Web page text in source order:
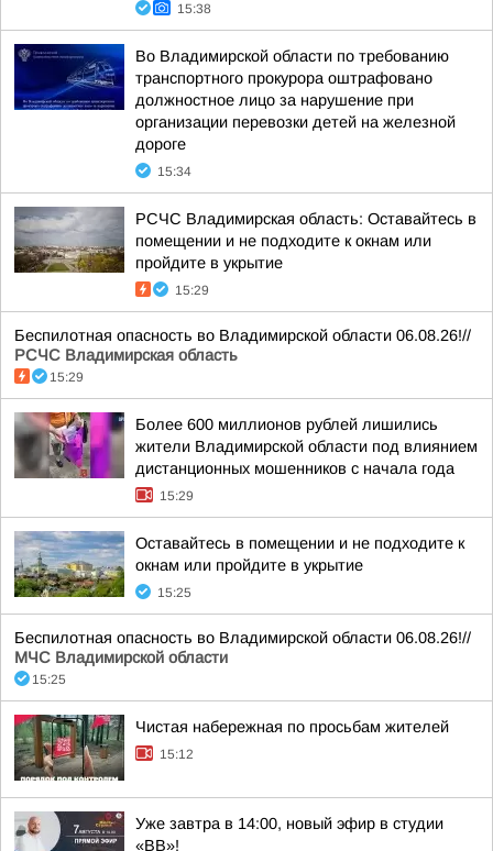
15:38
Во Владимирской области по требованию
транспортного прокурора оштрафовано
должностное лицо за нарушение при
организации перевозки детей на железной
дороге
15:34
РСЧС Владимирская область: Оставайтесь в
помещении и не подходите к окнам или
пройдите в укрытие
15:29
Беспилотная опасность во Владимирской области 06.08.26!//
РСЧС Владимирская область
15:29
Более 600 миллионов рублей лишились
жители Владимирской области под влиянием
дистанционных мошенников с начала года
15:29
Оставайтесь в помещении и не подходите к
окнам или пройдите в укрытие
15:25
Беспилотная опасность во Владимирской области 06.08.26!//
МЧС Владимирской области
15:25
Чистая набережная по просьбам жителей
15:12
Уже завтра в 14:00, новый эфир в студии
«ВВ»!